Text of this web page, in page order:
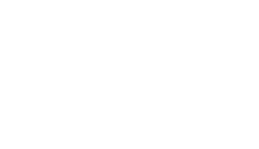
oder Zugriff auf Informationen auf einem Endgerät
reduzierter Daten zur Auswahl von Werbeanzeigen